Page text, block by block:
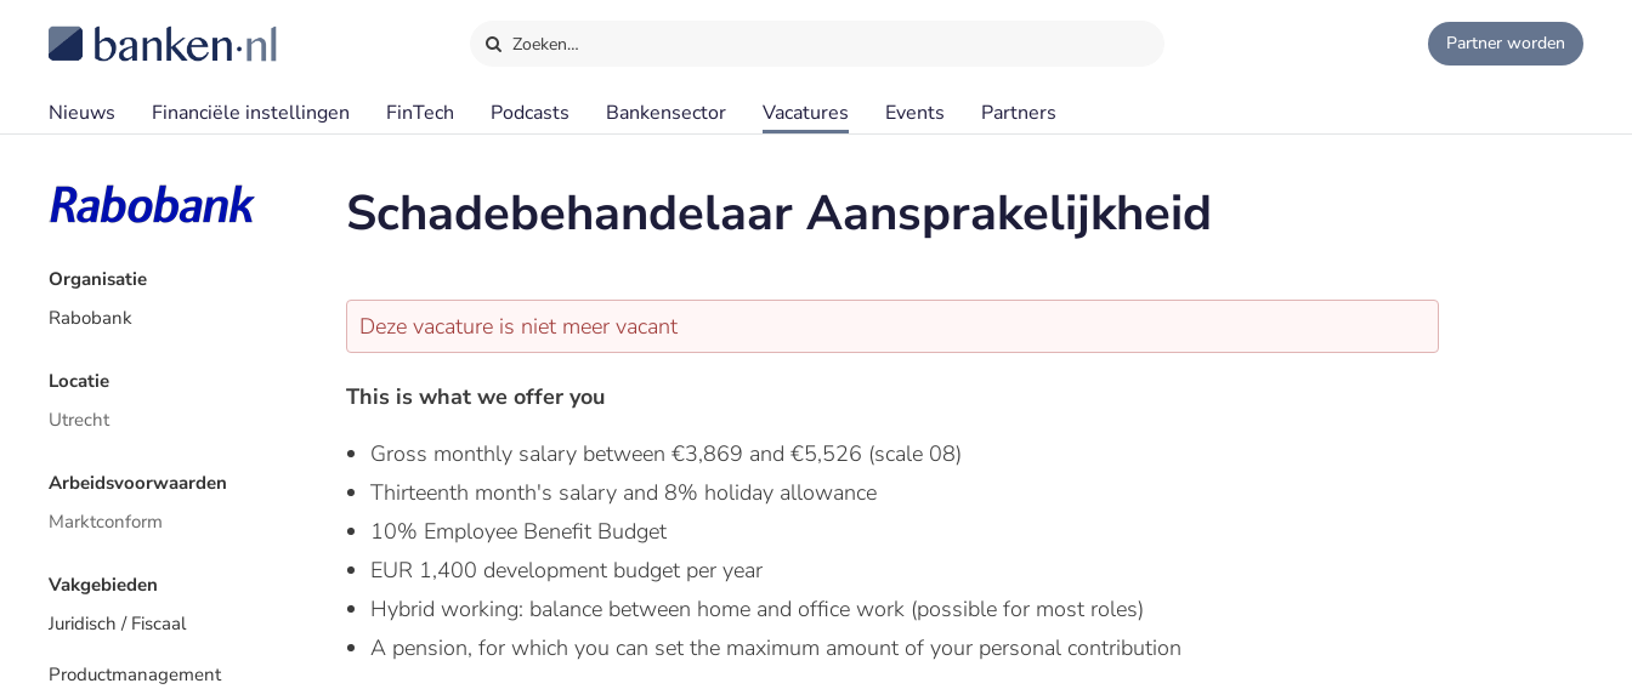
Zoeken… Partner worden
Nieuws Financiële instellingen FinTech Podcasts Bankensector Vacatures Events Partners
Schadebehandelaar Aansprakelijkheid
Organisatie
Rabobank
Locatie
Utrecht
Arbeidsvoorwaarden
Marktconform
Vakgebieden
Juridisch / Fiscaal
Productmanagement
Deze vacature is niet meer vacant
This is what we offer you
Gross monthly salary between €3,869 and €5,526 (scale 08)
Thirteenth month's salary and 8% holiday allowance
10% Employee Benefit Budget
EUR 1,400 development budget per year
Hybrid working: balance between home and office work (possible for most roles)
A pension, for which you can set the maximum amount of your personal contribution